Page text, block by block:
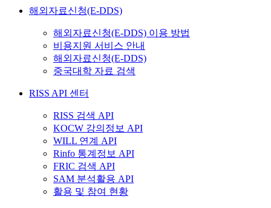
해외자료신청(E-DDS)
해외자료신청(E-DDS) 이용 방법
비용지원 서비스 안내
해외자료신청(E-DDS)
중국대학 자료 검색
RISS API 센터
RISS 검색 API
KOCW 강의정보 API
WILL 연계 API
Rinfo 통계정보 API
FRIC 검색 API
SAM 분석활용 API
활용 및 참여 현황